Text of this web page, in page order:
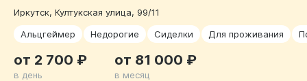
Иркутск, Култукская улица, 99/11
Альцгеймер
Недорогие Сиделки Для проживания
от 2 700 ₽
в день
от 81 000 ₽
в месяц